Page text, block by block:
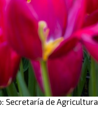
Secretaría de Agricultura